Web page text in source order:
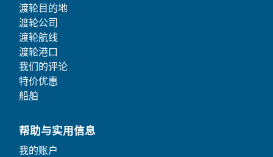
渡轮目的地
渡轮公司
渡轮航线
渡轮港口
我们的评论
特价优惠
船舶
帮助与实用信息
我的账户